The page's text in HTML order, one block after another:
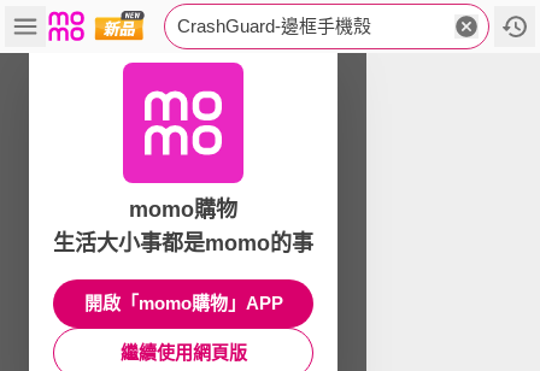
CrashGuard-邊框手機殼
momo購物
生活大小事都是momo的事
開啟「momo購物」APP
繼續使用網頁版